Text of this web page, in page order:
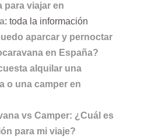
para viajar en
: toda la información
aparcar y pernoctar
en España?
alquilar una
o una camper en
vs Camper: ¿Cuál es
para mi viaje?